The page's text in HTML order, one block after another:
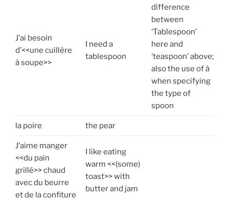
J’ai besoin
d’<<une cuillère
à soupe>>
I need a
tablespoon
difference
between
‘Tablespoon’
here and
‘teaspoon’ above;
also the use of à
when specifying
the type of
spoon
la poire the pear
J’aime manger
<<du pain
grillé>> chaud
avec du beurre
et de la confiture
I like eating
warm <<(some)
toast>> with
butter and jam